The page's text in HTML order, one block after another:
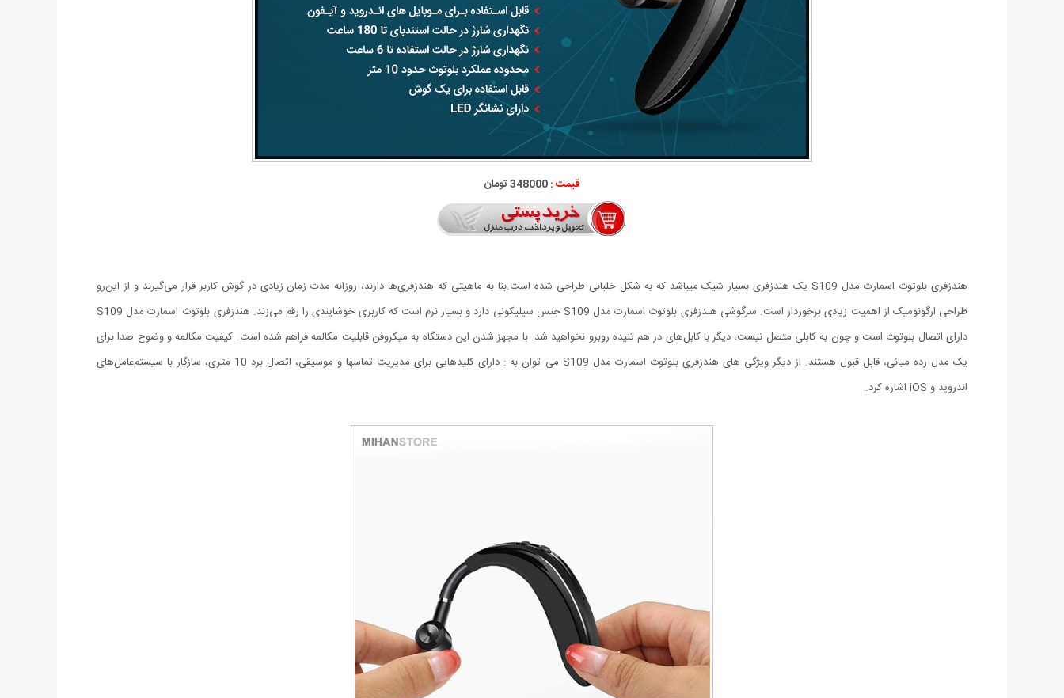
قیمت :348000 تومان
هندزفری بلوتوث اسمارت مدل S109 یک هندزفری بسیار شیک میباشد که به شکل خلبانی طراحی شده است.بنا به ماهیتی که هندزفری‌ها دارند، روزانه مدت زمان زیادی در گوش کاربر قرار می‌گیرند و از این‌رو
طراحی ارگونومیک از اهمیت زیادی برخوردار است. سرگوشی هندزفری بلوتوث اسمارت مدل S109 جنس سیلیکونی دارد و بسیار نرم است که کاربری خوشایندی را رقم می‌زند. هندزفری بلوتوث اسمارت مدل S109
دارای اتصال بلوتوث است و چون به کابلی متصل نیست، دیگر با کابل‌های در هم تنیده روبرو نخواهید شد. با مجهز شدن این دستگاه به میکروفن قابلیت مکالمه فراهم شده است. کیفیت مکالمه و وضوح صدا برای
یک مدل رده میانی، قابل قبول هستند. از دیگر ویژگی های هندزفری بلوتوث اسمارت مدل S109 می توان به : دارای کلیدهایی برای مدیریت تماسها و موسیقی، اتصال برد 10 متری، سازگار با سیستم‌عامل‌های
اندروید و iOS اشاره کرد.